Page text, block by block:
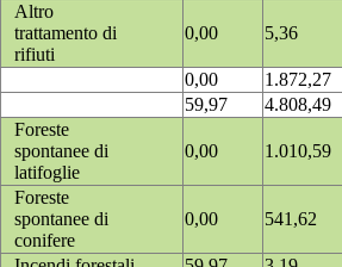
Altro
trattamento di
rifiuti
0,00 5,36
0,00
1.872,27
59,97
4.808,49
Foreste
spontanee di
latifoglie
0,00 1.010,59
Foreste
spontanee di
conifere
0,00 541,62